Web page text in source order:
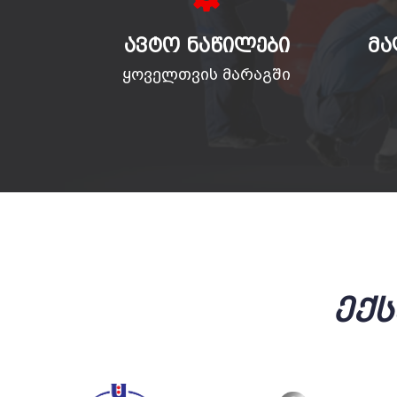
ᲐᲕᲢᲝ ᲜᲐᲬᲘᲚᲔᲑᲘ
ყოველთვის მარაგში